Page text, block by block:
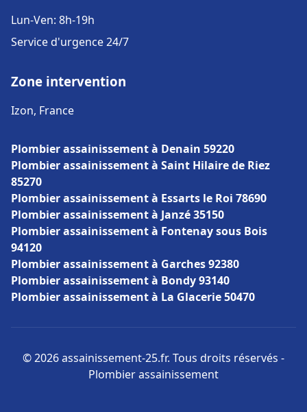
Lun-Ven: 8h-19h
Service d'urgence 24/7
Zone intervention
Izon, France
Plombier assainissement à Denain 59220
Plombier assainissement à Saint Hilaire de Riez
85270
Plombier assainissement à Essarts le Roi 78690
Plombier assainissement à Janzé 35150
Plombier assainissement à Fontenay sous Bois
94120
Plombier assainissement à Garches 92380
Plombier assainissement à Bondy 93140
Plombier assainissement à La Glacerie 50470
© 2026 assainissement-25.fr. Tous droits réservés -
Plombier assainissement